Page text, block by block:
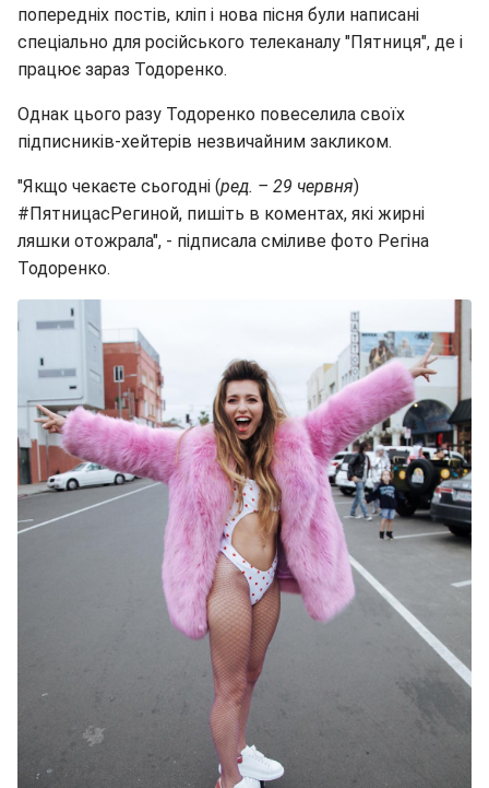
попередніх постів, кліп і нова пісня були написані
спеціально для російського телеканалу "Пятниця", де і
працює зараз Тодоренко.
Однак цього разу Тодоренко повеселила своїх
підписників-хейтерів незвичайним закликом.
"Якщо чекаєте сьогодні (ред. – 29 червня)
#ПятницасРегиной, пишіть в коментах, які жирні
ляшки отожрала", - підписала сміливе фото Регіна
Тодоренко.